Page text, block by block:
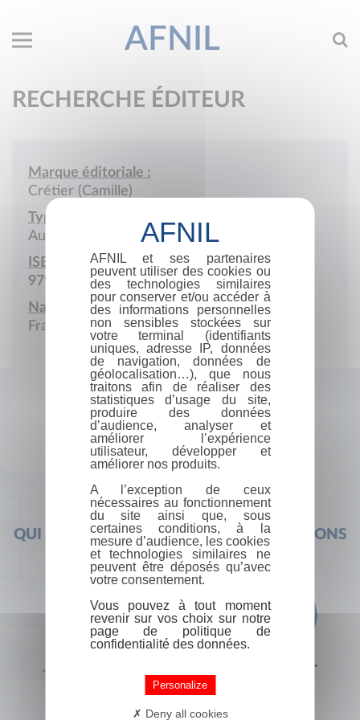
AFNIL
RECHERCHE ÉDITEUR
Marque éditoriale :
Crétier (Camille)
Type de société :
Auto-édition
ISBN :
979-10-976379
Nationalité :
France
QUI SOMMES-NOUS ? FOIRE AUX QUESTIONS
+33 (0) 1 44 41 29 19 CONTACT
AFNIL et ses partenaires
peuvent utiliser des cookies ou
des technologies similaires
pour conserver et/ou accéder à
des informations personnelles
non sensibles stockées sur
votre terminal (identifiants
uniques, adresse IP, données
de navigation, données de
géolocalisation…), que nous
traitons afin de réaliser des
statistiques d’usage du site,
produire des données
d’audience, analyser et
améliorer l’expérience
utilisateur, développer et
améliorer nos produits.
A l’exception de ceux
nécessaires au fonctionnement
du site ainsi que, sous
certaines conditions, à la
mesure d’audience, les cookies
et technologies similaires ne
peuvent être déposés qu’avec
votre consentement.
Vous pouvez à tout moment
revenir sur vos choix sur notre
page de politique de
confidentialité des données.
Personalize
Deny all cookies